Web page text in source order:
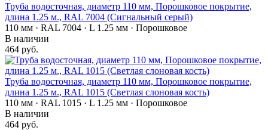
Труба водосточная, диаметр 110 мм, Порошковое покрытие,
длина 1.25 м., RAL 7004 (Сигнальный серый)
110 мм · RAL 7004 · L 1.25 мм · Порошковое
В наличии
464 руб.
Труба водосточная, диаметр 110 мм, Порошковое покрытие,
длина 1.25 м., RAL 1015 (Светлая слоновая кость)
110 мм · RAL 1015 · L 1.25 мм · Порошковое
В наличии
464 руб.